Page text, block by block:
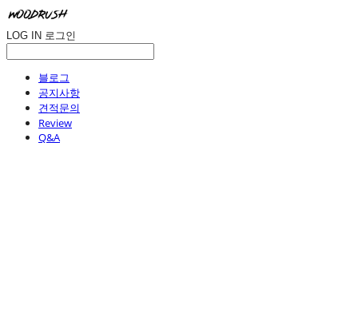
LOG IN 로그인
블로그
공지사항
견적문의
Review
Q&A